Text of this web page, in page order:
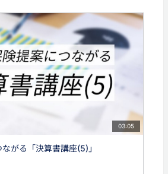
03:05
がる「決算書講座(5)」